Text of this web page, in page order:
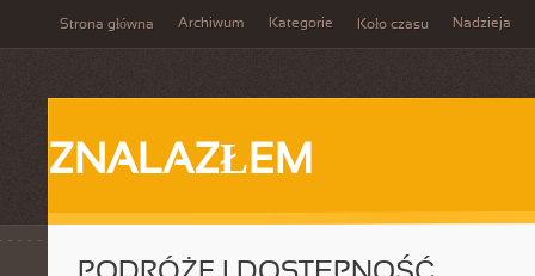
Strona główna Archiwum Kategorie Koło czasu Nadzieja
ZNALAZŁEM